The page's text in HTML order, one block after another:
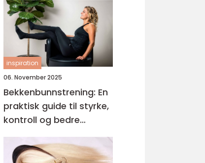
inspiration
06. November 2025
Bekkenbunnstrening: En
praktisk guide til styrke,
kontroll og bedre
hverdagsliv